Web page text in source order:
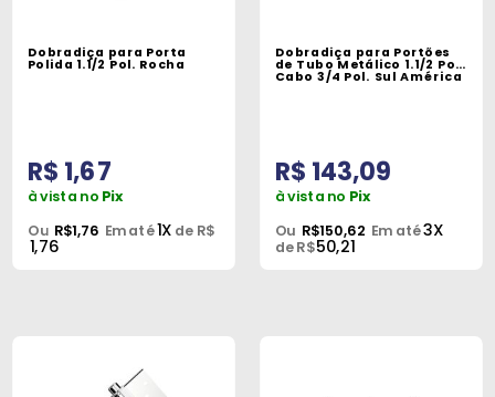
Dobradiça para Porta
Polida 1.1/2 Pol. Rocha
R$ 1,67
à vista no Pix
Ou R$1,76 Em até1X de R$
1,76
Dobradiça para Portões
de Tubo Metálico 1.1/2 Pol.
Cabo 3/4 Pol. Sul América
R$ 143,09
à vista no Pix
Ou R$150,62 Em até3X
de R$50,21